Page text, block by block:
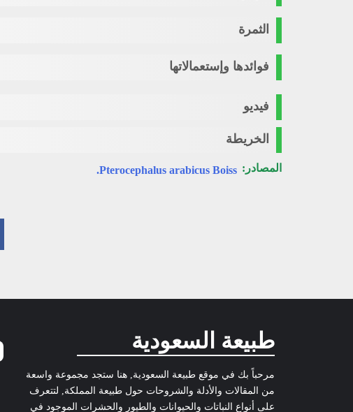
الثمرة
فوائدها وإستعمالاتها
فيديو
الخريطة
المصادر: Pterocephalus arabicus Boiss.
طبيعة السعودية
مرحباً بك في موقع طبيعة السعودية, هنا ستجد مجموعة واسعة
من المقالات والأدلة والشروحات حول طبيعة المملكة, لتتعرف
على أنواع النباتات والحيوانات والطيور والحشرات الموجود في